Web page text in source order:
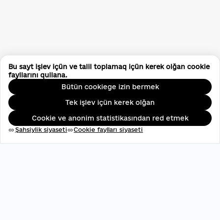
Bu sayt işlev içün ve talil toplamaq içün kerek olğan cookie
fayllarını qullana.
Bütün cookiege izin bermek
Tek işlev içün kerek olğan
Cookie ve anonim statistikasından red etmek
link Şahsiylik siyasetilinkCookie faylları siyaseti